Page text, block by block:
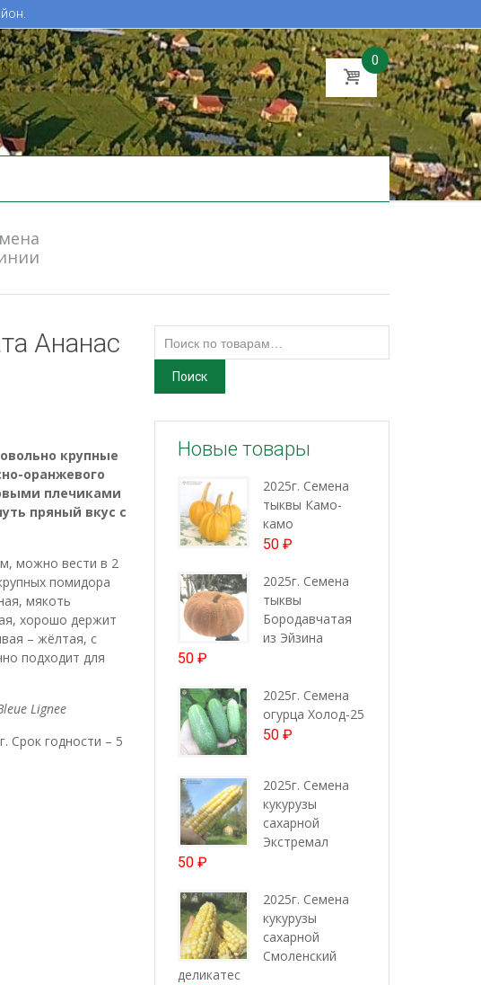
0
Ананас
крупные
оранжевого
плечиками
пряный вкус с
можно вести в 2
помидора
мякоть
хорошо держит
– жёлтая, с
подходит для
Lignee
Срок годности – 5
Поиск
Новые товары
2025г. Семена
тыквы Камо-
камо
50 ₽
2025г. Семена
тыквы
Бородавчатая
из Эйзина
50 ₽
2025г. Семена
огурца Холод-25
50 ₽
2025г. Семена
кукурузы
сахарной
Экстремал
50 ₽
2025г. Семена
кукурузы
сахарной
Смоленский
деликатес